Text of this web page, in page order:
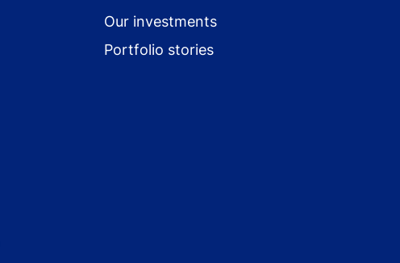
Our investments
Portfolio stories